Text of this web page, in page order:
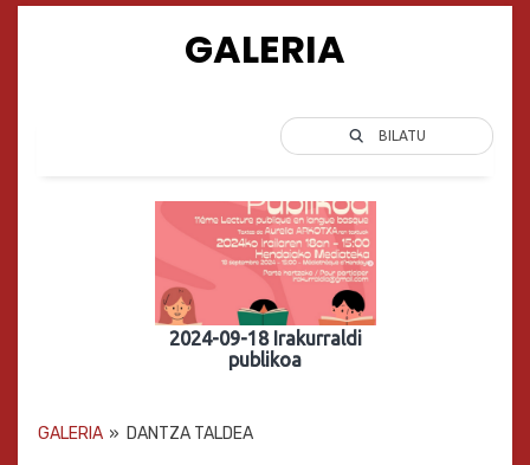
GALERIA
BILATU
2024-09-18 Irakurraldi
publikoa
GALERIA » DANTZA TALDEA